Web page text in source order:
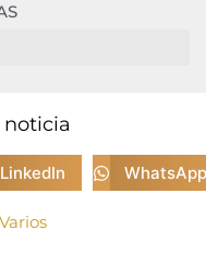
LinkedIn WhatsApp
Varios